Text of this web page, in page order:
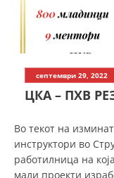
септември 29, 2022
ЦКА – ПХВ
Во текот на
инструктори во
работилница на
мали проекти